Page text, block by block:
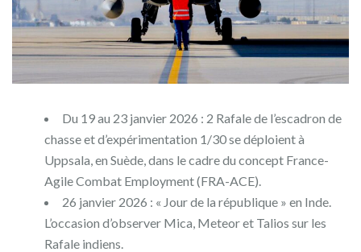
Du 19 au 23 janvier 2026 : 2 Rafale de l’escadron de
chasse et d’expérimentation 1/30 se déploient à
Uppsala, en Suède, dans le cadre du concept France-
Agile Combat Employment (FRA-ACE).
26 janvier 2026 : « Jour de la république » en Inde.
L’occasion d’observer Mica, Meteor et Talios sur les
Rafale indiens.